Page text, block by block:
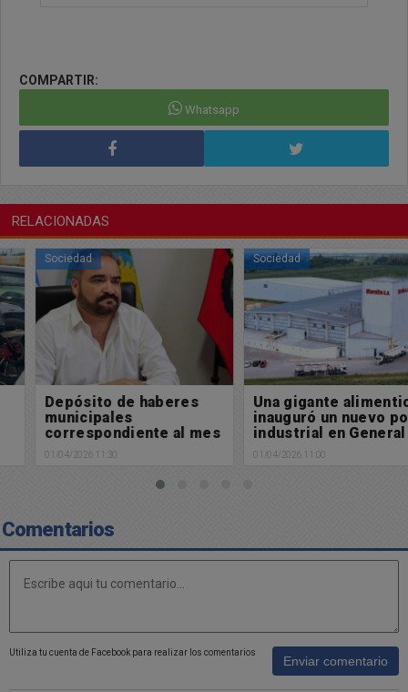
COMPARTIR:
Whatsapp
RELACIONADAS
Sociedad
Depósito de haberes
municipales
correspondiente al mes
de marzo
01/04/2026 11:30
Sociedad
Una gigante alimenticia
inauguró un nuevo polo
industrial en General
Rodríguez y busca
sumar 700 empleados
01/04/2026 11:00
Comentarios
Utiliza tu cuenta de Facebook para realizar los comentarios
Enviar comentario